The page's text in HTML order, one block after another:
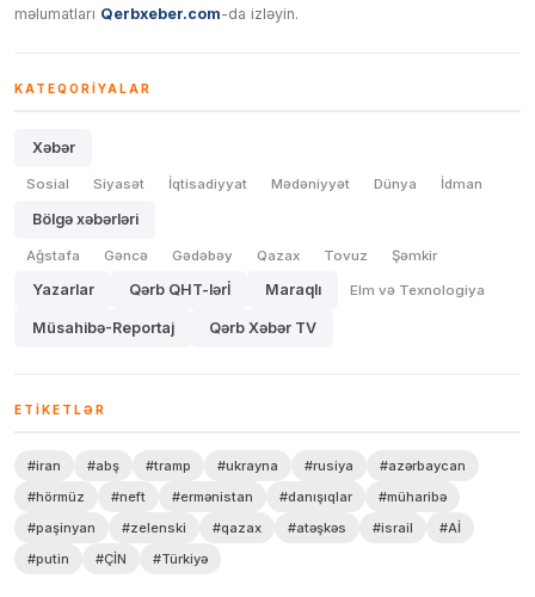
məlumatları Qerbxeber.com-da izləyin.
KATEQORIYALAR
Xəbər
Sosial Siyasət İqtisadiyyat Mədəniyyət Dünya İdman
Bölgə xəbərləri
Ağstafa Gəncə Gədəbəy Qazax Tovuz Şəmkir
Yazarlar Qərb QHT-lərİ Maraqlı Elm və Texnologiya
Müsahibə-Reportaj Qərb Xəbər TV
ETIKETLƏR
#iran #abş #tramp #ukrayna #rusiya
#azərbaycan
#hörmüz
#neft #ermənistan #danışıqlar
#müharibə
#paşinyan
#zelenski #qazax #atəşkəs #israil
#Aİ
#putin
#ÇİN #Türkiyə